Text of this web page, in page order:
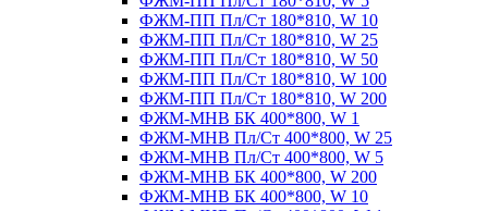
ФЖМ-ПП Пл/Ст 180*810, W 10
ФЖМ-ПП Пл/Ст 180*810, W 25
ФЖМ-ПП Пл/Ст 180*810, W 50
ФЖМ-ПП Пл/Ст 180*810, W 100
ФЖМ-ПП Пл/Ст 180*810, W 200
ФЖМ-МНВ БК 400*800, W 1
ФЖМ-МНВ Пл/Ст 400*800, W 25
ФЖМ-МНВ Пл/Ст 400*800, W 5
ФЖМ-МНВ БК 400*800, W 200
ФЖМ-МНВ БК 400*800, W 10